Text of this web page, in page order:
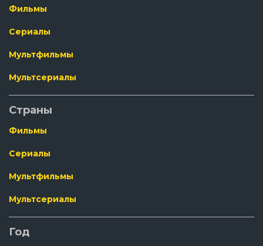
Фильмы
Сериалы
Мультфильмы
Мультсериалы
Страны
Фильмы
Сериалы
Мультфильмы
Мультсериалы
Год